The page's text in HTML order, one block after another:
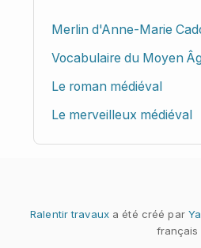
Merlin d'Anne-Marie
Vocabulaire du Moyen
Le roman médiéval
Le merveilleux médiéval
Ralentir travauxa été créé par
français